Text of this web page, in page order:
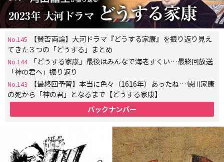
No.145
【賛否両論】大河ドラマ『どうする家康』を振り返り見え
てきた３つの「どうする」まとめ
No.144
「どうする家康」最後はみんなで海老すくい…最終回放送
「神の君へ」振り返り
No.143
【最終回予習】本当に色々（1616年）あったね…徳川家康
の死から「神の君」となるまで【どうする家康】
バックナンバー